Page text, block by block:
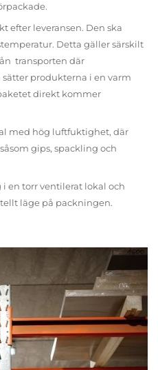
efter leveransen. Den ska
Detta gäller särskilt
transporten där
produkterna i en varm
direkt kommer
med hög luftfuktighet, där
gips, spackling och
en torr ventilerat lokal och
läge på packningen.